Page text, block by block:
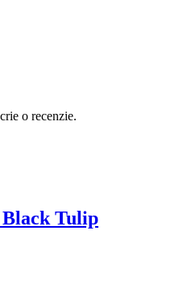
o recenzie.
Tulip